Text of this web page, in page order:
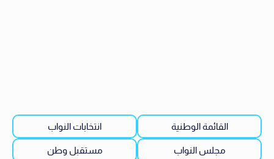
القائمة الوطنية انتخابات النواب
مجلس النواب مستقبل وطن